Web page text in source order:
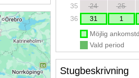
35
24 25
36
31 1
Möjlig
Vald period
Stugbeskrivning